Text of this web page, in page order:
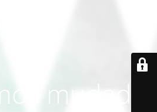
mudado